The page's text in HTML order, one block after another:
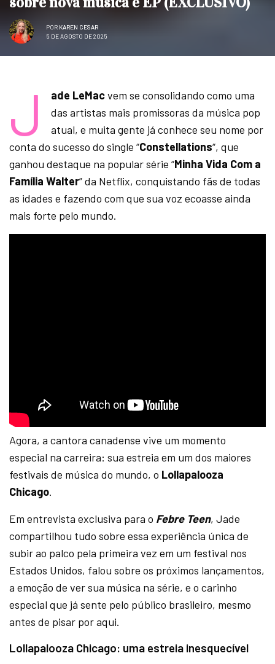
POR KAREN CESAR
5 DE AGOSTO DE 2025
J ade LeMacvem se consolidando como uma
das artistas mais promissoras da música pop
atual, e muita gente já conhece seu nome por
conta do sucesso do single “Constellations“, que
ganhou destaque na popular série “Minha Vida Com a
Família Walter” da Netflix, conquistando fãs de todas
as idades e fazendo com que sua voz ecoasse ainda
mais forte pelo mundo.
Agora, a cantora canadense vive um momento
especial na carreira: sua estreia em um dos maiores
festivais de música do mundo, o Lollapalooza
Chicago.
Em entrevista exclusiva para o Febre Teen, Jade
compartilhou tudo sobre essa experiência única de
subir ao palco pela primeira vez em um festival nos
Estados Unidos, falou sobre os próximos lançamentos,
a emoção de ver sua música na série, e o carinho
especial que já sente pelo público brasileiro, mesmo
antes de pisar por aqui.
Lollapalooza Chicago: uma estreia inesquecível